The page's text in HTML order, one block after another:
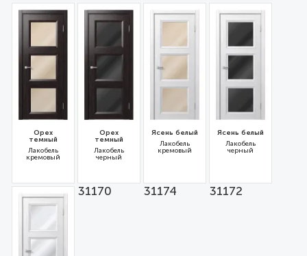
31208 31209 31163 31162
Орех
темный
Лакобель
кремовый
31171
Орех
темный
Лакобель
черный
31170
Ясень белый
Лакобель
кремовый
31174
Ясень белый
Лакобель
черный
31172